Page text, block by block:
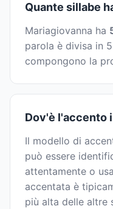
Quante sillabe
Mariagiovanna ha
parola è divisa in
compongono la
Dov'è l'accento
Il modello di
può essere
attentamente o
accentata è
più alta delle altre